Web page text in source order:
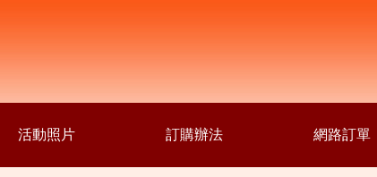
活動照片 訂購辦法 網路訂單